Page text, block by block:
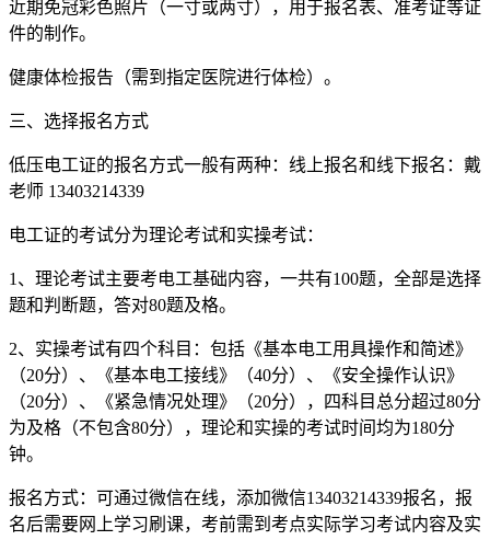
近期免冠彩色照片（一寸或两寸），用于报名表、准考证等证
件的制作。
健康体检报告（需到指定医院进行体检）。
三、选择报名方式
低压电工证的报名方式一般有两种：线上报名和线下报名：戴
老师 13403214339
电工证的考试分为理论考试和实操考试：
1、理论考试主要考电工基础内容，一共有100题，全部是选择
题和判断题，答对80题及格。
2、实操考试有四个科目：包括《基本电工用具操作和简述》
（20分）、《基本电工接线》（40分）、《安全操作认识》
（20分）、《紧急情况处理》（20分），四科目总分超过80分
为及格（不包含80分），理论和实操的考试时间均为180分
钟。
报名方式：可通过微信在线，添加微信13403214339报名，报
名后需要网上学习刷课，考前需到考点实际学习考试内容及实